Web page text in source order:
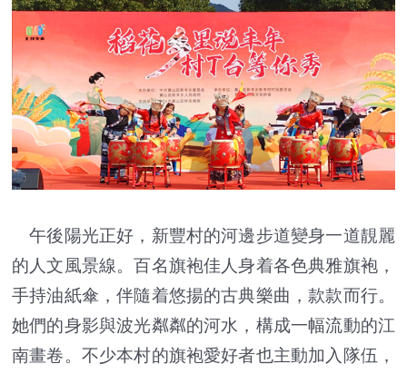
午後陽光正好，新豐村的河邊步道變身一道靚麗
的人文風景線。百名旗袍佳人身着各色典雅旗袍，
手持油紙傘，伴隨着悠揚的古典樂曲，款款而行。
她們的身影與波光粼粼的河水，構成一幅流動的江
南畫卷。不少本村的旗袍愛好者也主動加入隊伍，